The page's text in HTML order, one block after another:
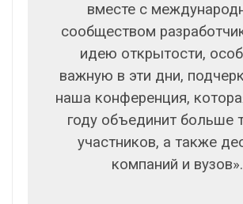
вместе с
сообществом
идею открытости,
важную в эти дни,
наша конференция,
году объединит больше
участников, а также
компаний и вузов».